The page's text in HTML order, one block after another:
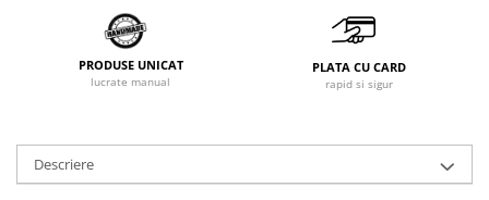
PRODUSE UNICAT
lucrate manual
PLATA CU CARD
rapid si sigur
Descriere